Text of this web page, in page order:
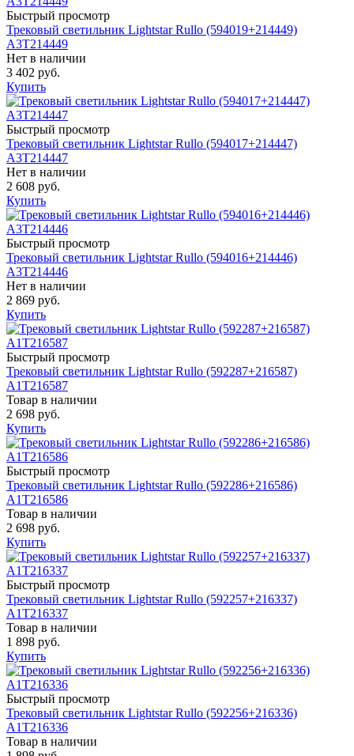
Быстрый просмотр
Трековый светильник Lightstar Rullo (594019+214449)
A3T214449
Нет в наличии
3 402 руб.
Купить
Быстрый просмотр
Трековый светильник Lightstar Rullo (594017+214447)
A3T214447
Нет в наличии
2 608 руб.
Купить
Быстрый просмотр
Трековый светильник Lightstar Rullo (594016+214446)
A3T214446
Нет в наличии
2 869 руб.
Купить
Быстрый просмотр
Трековый светильник Lightstar Rullo (592287+216587)
A1T216587
Товар в наличии
2 698 руб.
Купить
Быстрый просмотр
Трековый светильник Lightstar Rullo (592286+216586)
A1T216586
Товар в наличии
2 698 руб.
Купить
Быстрый просмотр
Трековый светильник Lightstar Rullo (592257+216337)
A1T216337
Товар в наличии
1 898 руб.
Купить
Быстрый просмотр
Трековый светильник Lightstar Rullo (592256+216336)
A1T216336
Товар в наличии